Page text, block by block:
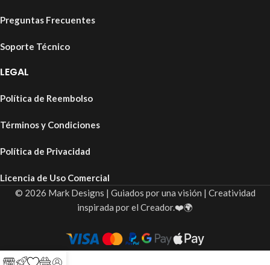
Preguntas Frecuentes
Soporte Técnico
LEGAL
Política de Reembolso
Términos y Condiciones
Política de Privacidad
Licencia de Uso Comercial
© 2026 Mark Designs | Guiados por una visión | Creatividad
inspirada por el Creador.❤️🌍